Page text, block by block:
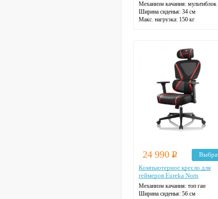
Механизм качания: мультиблок
Ширина сиденья: 34 см
Макс. нагрузка: 150 кг
Регулировка высоты: газлифт
Крестовина: пятилучевая
24 990 Р
Компьютерное кресло для
геймеров Eureka Norn
Механизм качания: топ ган
Ширина сиденья: 56 см